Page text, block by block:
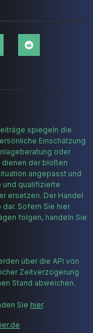
spiegeln die
Einschätzung
oder
dienen der bloßen
angepasst und
und qualifizierte
ersetzen. Der Handel
Sofern Sie hier
folgen, handeln Sie
über die API von
Zeitverzögerung
Stand abweichen.
Sie hier.